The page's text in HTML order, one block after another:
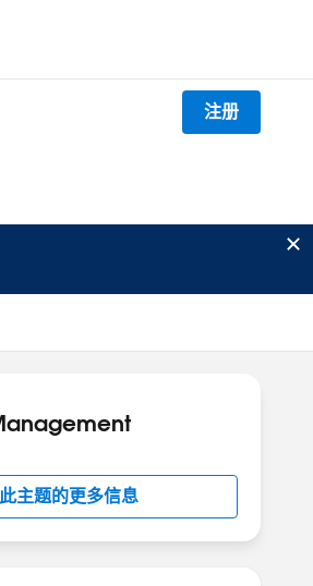
注册
主题的更多信息